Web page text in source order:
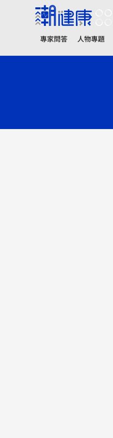
專家問答 人物專題